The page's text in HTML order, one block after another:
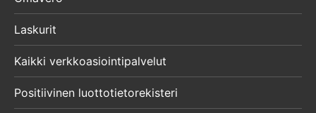
Laskurit
Kaikki verkkoasiointipalvelut
Positiivinen luottotietorekisteri